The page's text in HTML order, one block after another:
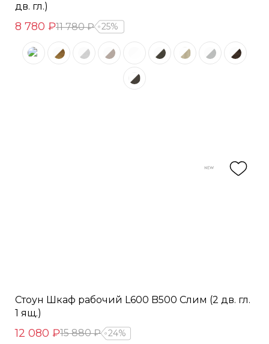
дв. гл.)
8 780 ₽11 780 ₽ 25%
Стоун Шкаф рабочий L600 B500 Слим (2 дв. гл.
1 ящ.)
12 080 ₽15 880 ₽ 24%